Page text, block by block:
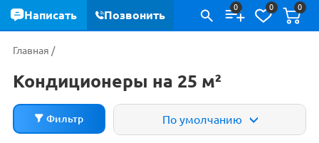
0 0 0
Главная /
Кондиционеры на 25 м²
Фильтр По умолчанию
Написать Позвонить